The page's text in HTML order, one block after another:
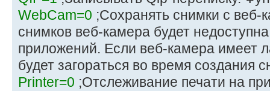
WebCam=0 ;Сохранять снимки с веб-
снимков веб-камера будет
приложений. Если веб-камера имеет
будет загораться во время создания
Printer=0 ;Отслеживание печати на